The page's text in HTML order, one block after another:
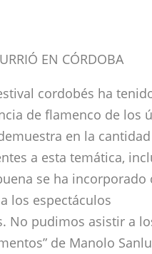
EN CÓRDOBA
cordobés ha
de flamenco de los
en la
a esta temática,
se ha incorporado
los espectáculos
No pudimos asistir a
de Manolo